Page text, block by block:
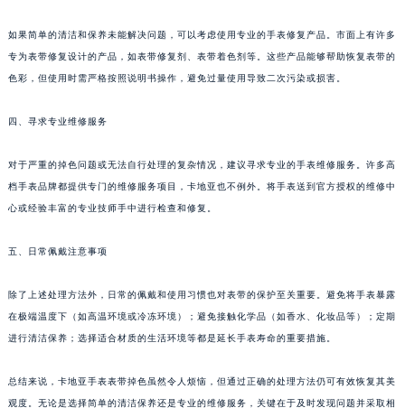
如果简单的清洁和保养未能解决问题，可以考虑使用专业的手表修复产品。市面上有许多
专为表带修复设计的产品，如表带修复剂、表带着色剂等。这些产品能够帮助恢复表带的
色彩，但使用时需严格按照说明书操作，避免过量使用导致二次污染或损害。
四、寻求专业维修服务
对于严重的掉色问题或无法自行处理的复杂情况，建议寻求专业的手表维修服务。许多高
档手表品牌都提供专门的维修服务项目，卡地亚也不例外。将手表送到官方授权的维修中
心或经验丰富的专业技师手中进行检查和修复。
五、日常佩戴注意事项
除了上述处理方法外，日常的佩戴和使用习惯也对表带的保护至关重要。避免将手表暴露
在极端温度下（如高温环境或冷冻环境）；避免接触化学品（如香水、化妆品等）；定期
进行清洁保养；选择适合材质的生活环境等都是延长手表寿命的重要措施。
总结来说，卡地亚手表表带掉色虽然令人烦恼，但通过正确的处理方法仍可有效恢复其美
观度。无论是选择简单的清洁保养还是专业的维修服务，关键在于及时发现问题并采取相